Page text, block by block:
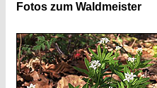
Fotos zum Waldmeister